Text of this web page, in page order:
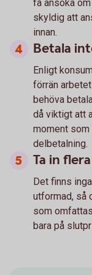
få ansöka
skyldig att
innan.
Betala
Enligt
förrän
behöva
då viktigt att
moment
delbetalning.
Ta in
Det finns
utformad, så
som
bara på